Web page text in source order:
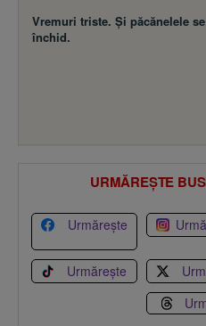
Vremuri triste. Şi păcănelele se
închid.
URMĂREȘTE
Urmărește
Urmărește